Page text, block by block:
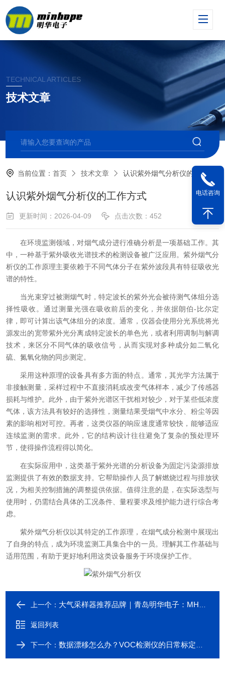
TECHNICAL ARTICLES
技术文章
当前位置：首页 技术文章 认识紫外烟气分析仪的工作方式
认识紫外烟气分析仪的工作方式
更新时间：2026-04-09 点击次数：452
在环境监测领域，对烟气成分进行准确分析是一项基础工作。其
中，一种基于紫外吸收光谱技术的检测设备被广泛应用。紫外烟气分
析仪的工作原理主要依赖于不同气体分子在紫外波段具有特征吸收光
谱的特性。
当光束穿过被测烟气时，特定波长的紫外光会被待测气体组分选
择性吸收。通过测量光强在吸收前后的变化，并依据朗伯-比尔定
律，即可计算出该气体组分的浓度。通常，仪器会使用分光系统将光
源发出的宽带紫外光分离成特定波长的单色光，或者利用调制与解调
技术，来区分不同气体的吸收信号，从而实现对多种成分如二氧化
硫、氮氧化物的同步测定。
采用这种原理的设备具有多方面的特点。通常，其光学方法属于
非接触测量，采样过程中不直接消耗或改变气体样本，减少了传感器
损耗与维护。此外，由于紫外光谱区干扰相对较少，对于某些低浓度
气体，该方法具有较好的选择性，测量结果受烟气中水分、粉尘等因
素的影响相对可控。再者，这类仪器的响应速度通常较快，能够适应
连续监测的需求。此外，它的结构设计往往避免了复杂的预处理环
节，使得操作流程得以简化。
在实际应用中，这类基于紫外光谱的分析设备为固定污染源排放
监测提供了有效的数据支持。它帮助操作人员了解燃烧过程与排放状
况，为相关控制措施的调整提供依据。值得注意的是，在实际选型与
使用时，仍需结合具体的工况条件、量程要求及维护能力进行综合考
虑。
紫外烟气分析仪以其特定的工作原理，在烟气成分检测中展现出
了自身的特点，成为环境监测工具集合中的一员。理解其工作基础与
适用范围，有助于更好地利用这类设备服务于环境保护工作。
上一个： 大气采样器推荐品牌｜青岛明华电子：MH1200系列全自动型，双路气体+颗粒物同步采样
返回列表
下一个：数据漂移怎么办？VOC检测仪的日常标定、调零与传感器维护全指南
电话咨询